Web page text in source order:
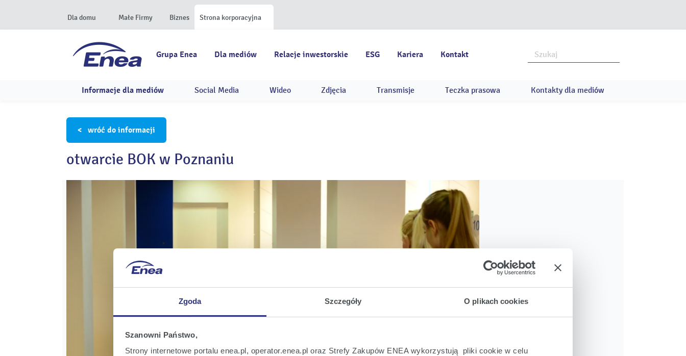
Zgoda Szczegóły O plikach cookies
Szanowni Państwo,
Strony internetowe portalu enea.pl, operator.enea.pl oraz Strefy Zakupów ENEA wykorzystują pliki cookie w celu
Dla domu Małe Firmy Biznes Strona korporacyjna
Grupa Enea Dla mediów Relacje inwestorskie ESG Kariera Kontakt
Informacje dla mediów Social Media Wideo Zdjęcia Transmisje Teczka prasowa Kontakty dla mediów
< wróć do informacji
otwarcie BOK w Poznaniu
Opis:fot. Enea